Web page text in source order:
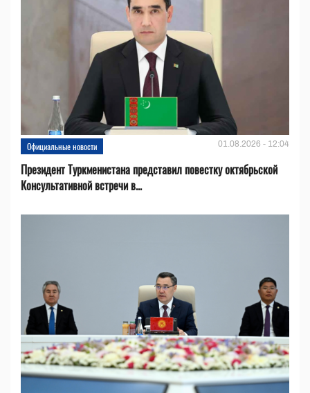
Официальные новости 01.08.2026 - 12:04
Президент Туркменистана представил повестку октябрьской
Консультативной встречи в...